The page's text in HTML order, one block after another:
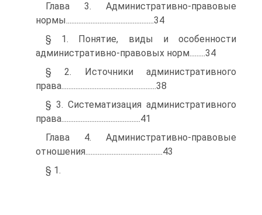
Глава 3. Административно-правовые
нормы..................................................34
§ 1. Понятие, виды и особенности
административно-правовых норм.........34
§ 2. Источники административного
права......................................................38
§ 3. Систематизация административного
права.............................................41
Глава 4. Административно-правовые
отношения............................................43
§ 1.